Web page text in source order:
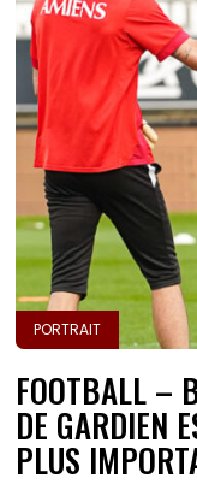
PORTRAIT
FOOTBALL –
DE GARDIEN
PLUS